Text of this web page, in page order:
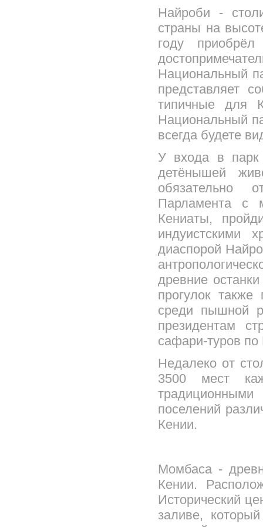
Найроби -
страны на
году
Национальный
представляет
типичные для
Национальный
всегда будете
У входа в парк
детёнышей
обязательно
Парламента с
Кениаты,
индуистскими
диаспорой
древние
прогулок
среди пышной
президентам
сафари-туров
Недалеко от
3500 мест
поселений
Кении.
Момбаса -
Кении.
Исторический
заливе,